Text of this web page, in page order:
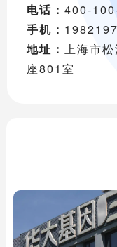
电话： 400-
手机：
地址： 上海市
座801室